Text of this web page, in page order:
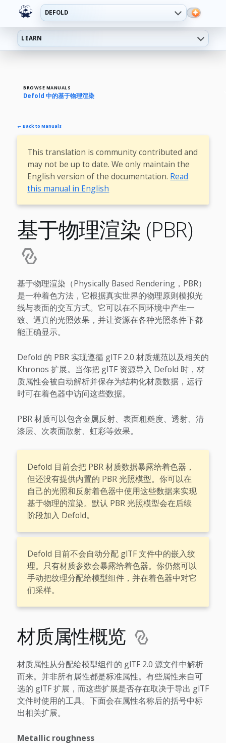
DEFOLD
LEARN
BROWSE MANUALS
Defold 中的基于物理渲染
← Back to Manuals
This translation is community contributed and
may not be up to date. We only maintain the
English version of the documentation. Read
this manual in English
基于物理渲染 (PBR)
基于物理渲染（Physically Based Rendering，PBR）
是一种着色方法，它根据真实世界的物理原则模拟光
线与表面的交互方式。它可以在不同环境中产生一
致、逼真的光照效果，并让资源在各种光照条件下都
能正确显示。
Defold 的 PBR 实现遵循 glTF 2.0 材质规范以及相关的
Khronos 扩展。当你把 glTF 资源导入 Defold 时，材
质属性会被自动解析并保存为结构化材质数据，运行
时可在着色器中访问这些数据。
PBR 材质可以包含金属反射、表面粗糙度、透射、清
漆层、次表面散射、虹彩等效果。
Defold 目前会把 PBR 材质数据暴露给着色器，
但还没有提供内置的 PBR 光照模型。你可以在
自己的光照和反射着色器中使用这些数据来实现
基于物理的渲染。默认 PBR 光照模型会在后续
阶段加入 Defold。
Defold 目前不会自动分配 glTF 文件中的嵌入纹
理。只有材质参数会暴露给着色器。你仍然可以
手动把纹理分配给模型组件，并在着色器中对它
们采样。
材质属性概览
材质属性从分配给模型组件的 glTF 2.0 源文件中解析
而来。并非所有属性都是标准属性。有些属性来自可
选的 glTF 扩展，而这些扩展是否存在取决于导出 glTF
文件时使用的工具。下面会在属性名称后的括号中标
出相关扩展。
Metallic roughness